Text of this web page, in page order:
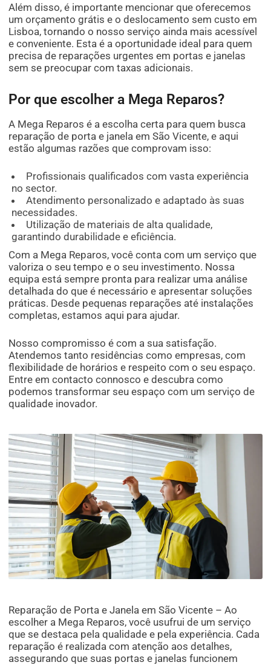
Além disso, é importante mencionar que oferecemos
um orçamento grátis e o deslocamento sem custo em
Lisboa, tornando o nosso serviço ainda mais acessível
e conveniente. Esta é a oportunidade ideal para quem
precisa de reparações urgentes em portas e janelas
sem se preocupar com taxas adicionais.
Por que escolher a Mega Reparos?
A Mega Reparos é a escolha certa para quem busca
reparação de porta e janela em São Vicente, e aqui
estão algumas razões que comprovam isso:
Profissionais qualificados com vasta experiência
no sector.
Atendimento personalizado e adaptado às suas
necessidades.
Utilização de materiais de alta qualidade,
garantindo durabilidade e eficiência.
Com a Mega Reparos, você conta com um serviço que
valoriza o seu tempo e o seu investimento. Nossa
equipa está sempre pronta para realizar uma análise
detalhada do que é necessário e apresentar soluções
práticas. Desde pequenas reparações até instalações
completas, estamos aqui para ajudar.
Nosso compromisso é com a sua satisfação.
Atendemos tanto residências como empresas, com
flexibilidade de horários e respeito com o seu espaço.
Entre em contacto connosco e descubra como
podemos transformar seu espaço com um serviço de
qualidade inovador.
Reparação de Porta e Janela em São Vicente – Ao
escolher a Mega Reparos, você usufrui de um serviço
que se destaca pela qualidade e pela experiência. Cada
reparação é realizada com atenção aos detalhes,
assegurando que suas portas e janelas funcionem